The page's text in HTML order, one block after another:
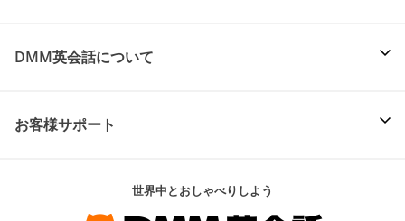
DMM英会話について
お客様サポート
世界中とおしゃべりしよう